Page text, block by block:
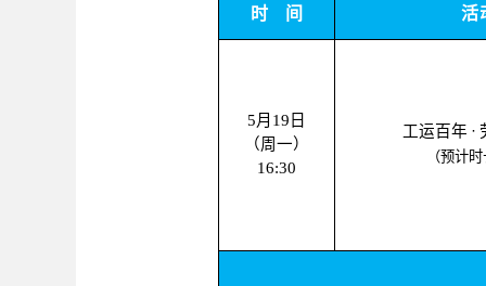
时 间 活
5月 19 日
（周一）
16:30
工运百年 ·
（预计